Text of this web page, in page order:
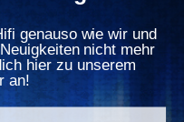
Neodym-
den CSM Modellen
für
Die 10 cm
genauso wie wir und
nicht mehr
hier zu unserem
an!